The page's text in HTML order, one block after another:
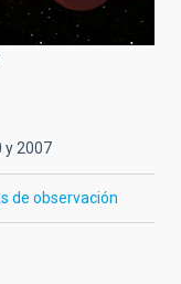
y 2007
de observación